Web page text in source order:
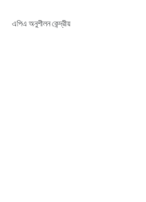
এপিএ অনুশীলন কেন্দ্রীয়